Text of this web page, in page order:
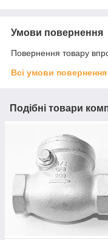
Умови повернення
Повернення товару
Всі умови повернення
Подібні товари